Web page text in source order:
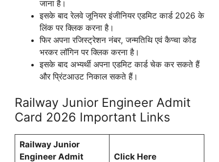
जाना है।
इसके बाद रेलवे जूनियर इंजीनियर एडमिट कार्ड 2026 के
लिंक पर क्लिक करना है।
फिर अपना रजिस्ट्रेशन नंबर, जन्मतिथि एवं कैप्चा कोड
भरकर लॉगिन पर क्लिक करना है।
इसके बाद अभ्यर्थी अपना एडमिट कार्ड चेक कर सकते हैं
और प्रिंटआउट निकाल सकते हैं।
Railway Junior Engineer Admit
Card 2026 Important Links
Railway Junior
Engineer Admit
Click Here